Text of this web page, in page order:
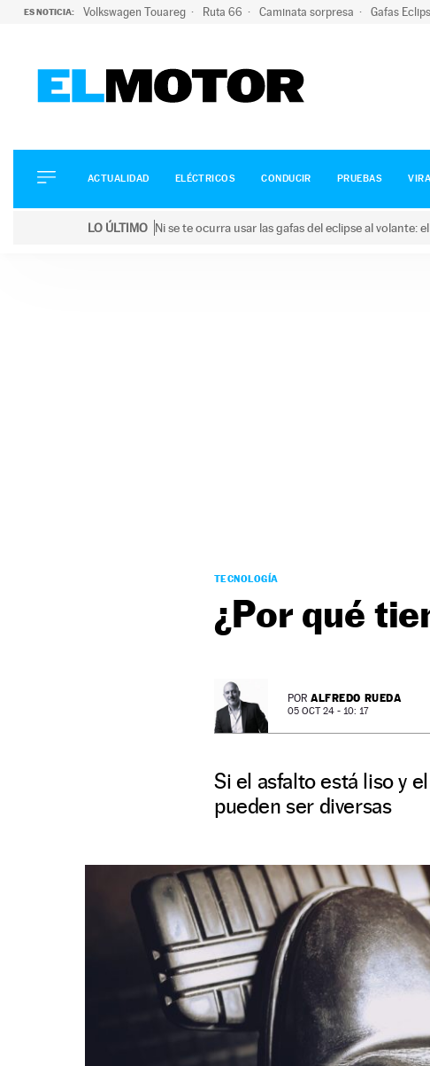
ES NOTICIA: Volkswagen Touareg Ruta 66 Caminata sorpresa Gafas
ELÉCTRICOS
CONDUCIR
ACTUALIDAD ELÉCTRICOS CONDUCIR PRUEBAS
LO ÚLTIMO Ni se te ocurra usar las gafas del eclipse al
TECNOLOGÍA
¿Por qué
POR ALFREDO RUEDA
05 OCT 24 - 10: 17
Si el asfalto está liso y
pueden ser diversas